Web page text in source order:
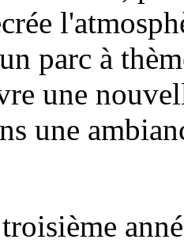
parc à
une
une